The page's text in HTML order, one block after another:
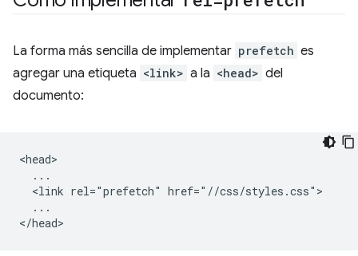
La forma más sencilla de implementar prefetch es
agregar una etiqueta <link> a la <head> del
documento:
<head>
  ...
  <link rel="prefetch" href="//css/styles.css">
  ...